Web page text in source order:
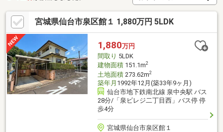
宮城県仙台市泉区館１ 1,880万円 5LDK
1,880万円
間取り 5LDK
建物面積151.1m2
土地面積273.62m2
築年月 1992年12月(築33年9ヶ月)
仙台市地下鉄南北線 泉中央駅 バス
28分/「泉ビレジ二丁目西」バス停 停
歩4分
宮城県仙台市泉区館１